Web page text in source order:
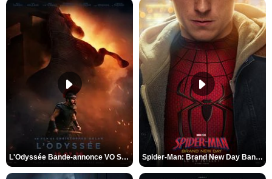
L'Odyssée Bande-annonce VO STFR Spider-Man: Brand New Day Bande-annonce VO STFR